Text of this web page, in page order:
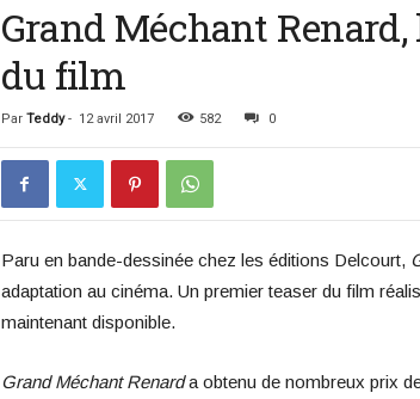
Grand Méchant
du film
Par Teddy- 12 avril 2017 582 0
Paru en bande-dessinée chez les éditions Delcourt,
adaptation au cinéma. Un premier teaser du film
maintenant disponible.
Grand Méchant Renarda obtenu de nombreux prix